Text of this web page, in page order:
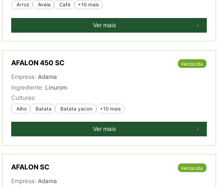
Arroz Aveia Café +10 mais
Ver mais
AFALON 450 SC Herbicida
Empresa: Adama
Ingrediente: Linurom
Culturas:
Alho Batata Batata yacon +10 mais
Ver mais
AFALON SC Herbicida
Empresa: Adama